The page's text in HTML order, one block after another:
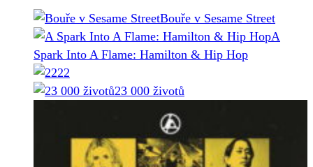
chaosu,
dobrodružství
a
legendárního
tvora
Bouře v Sesame Street
A
Spark Into A Flame: Hamilton & Hip Hop
22
23 000 životů